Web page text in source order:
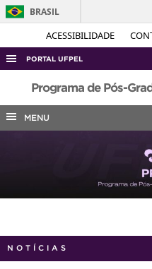
ACESSIBILIDADE
BRASIL
PORTAL UFPEL
ACESSO À INFORMAÇÃO
AUDITORIA
COBALTO
PORTARIAS
Programa de Pós-
MENU
NOTÍCIAS